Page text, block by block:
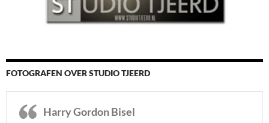
FOTOGRAFEN OVER STUDIO TJEERD
Harry Gordon Bisel